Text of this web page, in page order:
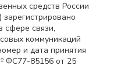
средств России
сфере связи,
коммуникаций
и дата принятия
ФС77-85156 от 25